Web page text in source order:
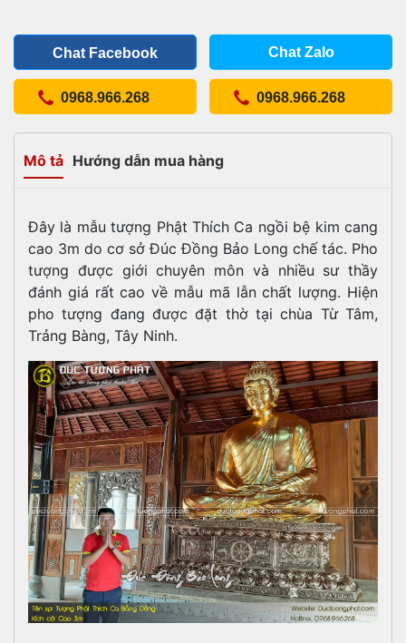
Chat Facebook Chat Zalo
0968.966.268 0968.966.268
Mô tả Hướng dẫn mua hàng
Đây là mẫu tượng Phật Thích Ca ngồi bệ kim cang
cao 3m do cơ sở Đúc Đồng Bảo Long chế tác. Pho
tượng được giới chuyên môn và nhiều sư thầy
đánh giá rất cao về mẫu mã lẫn chất lượng. Hiện
pho tượng đang được đặt thờ tại chùa Từ Tâm,
Trảng Bàng, Tây Ninh.